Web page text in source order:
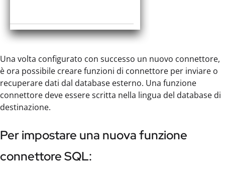
Una volta configurato con successo un nuovo connettore,
è ora possibile creare funzioni di connettore per inviare o
recuperare dati dal database esterno. Una funzione
connettore deve essere scritta nella lingua del database di
destinazione.
Per impostare una nuova funzione
connettore SQL: